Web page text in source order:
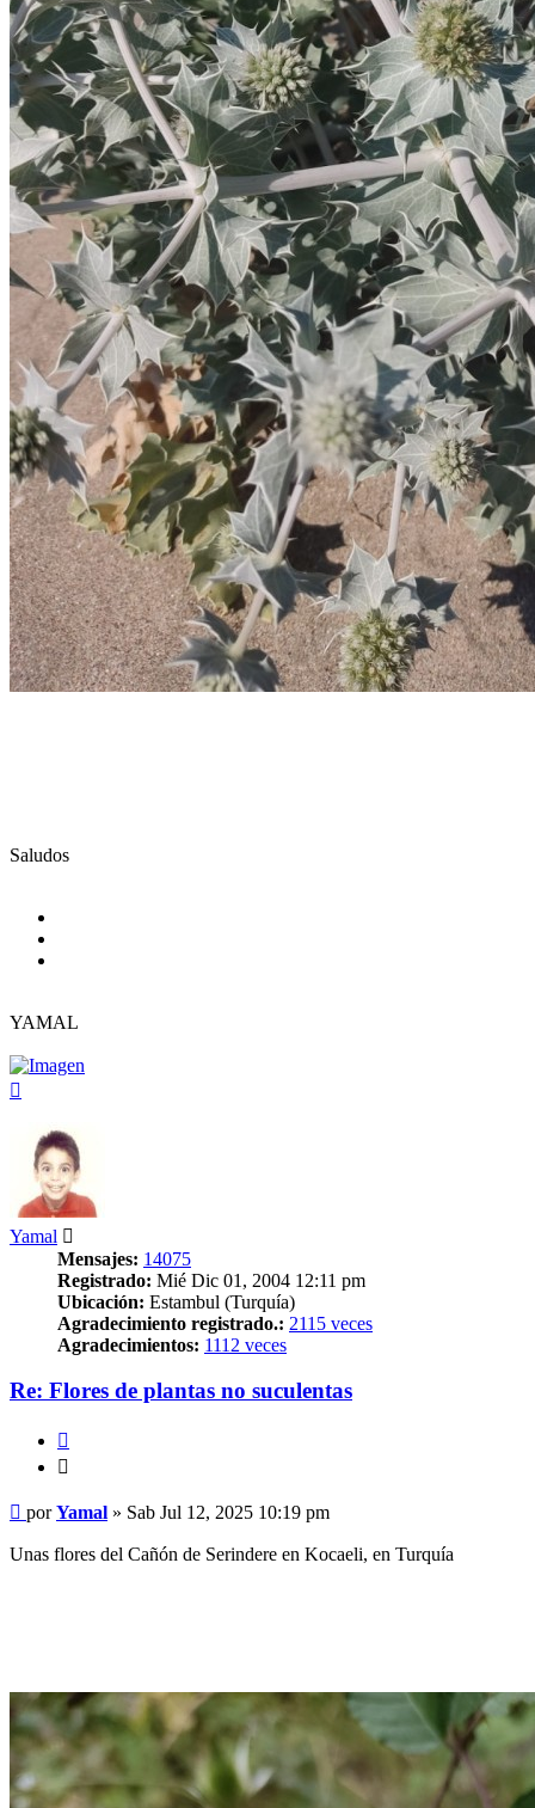
Saludos
YAMAL
Yamal
Mensajes: 14075
Registrado: Mié Dic 01, 2004 12:11 pm
Ubicación: Estambul (Turquía)
Agradecimiento registrado.: 2115 veces
Agradecimientos: 1112 veces
Re: Flores de plantas no suculentas
Mensaje
porYamal » Sab Jul 12, 2025 10:19 pm
Unas flores del Cañón de Serindere en Kocaeli, en Turquía